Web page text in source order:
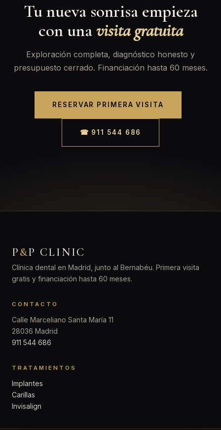
Tu nueva sonrisa empieza
con unavisita gratuita
Exploración completa, diagnóstico honesto y
presupuesto cerrado. Financiación hasta 60 meses.
RESERVAR PRIMERA VISITA
☎ 911 544 686
P&P CLINIC
Clínica dental en Madrid, junto al Bernabéu. Primera visita
gratis y financiación hasta 60 meses.
CONTACTO
Calle Marceliano Santa María 11
28036 Madrid
911 544 686
TRATAMIENTOS
Implantes
Carillas
Invisalign